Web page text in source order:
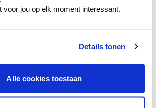
voor jou op elk moment interessant.
Details tonen
Alle cookies toestaan
kleurechte stalen van je
advies om kleuren te